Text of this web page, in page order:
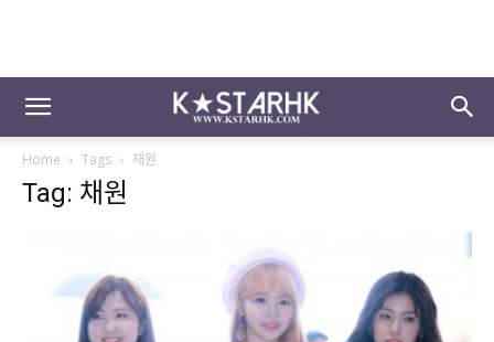
Home Tags 채원
Tag: 채원